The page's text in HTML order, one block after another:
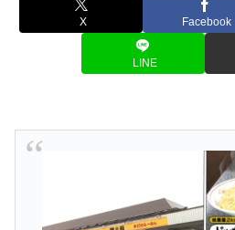
X Facebook
LINE